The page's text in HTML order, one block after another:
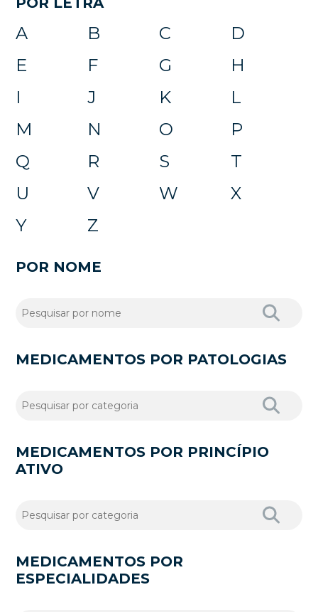
A B C
D
E
F G
H
I
J K
L
M
N O
P
Q
R S
T
U
V W
X
Y
Z
POR NOME
MEDICAMENTOS POR PATOLOGIAS
MEDICAMENTOS POR PRINCÍPIO
ATIVO
MEDICAMENTOS POR
ESPECIALIDADES